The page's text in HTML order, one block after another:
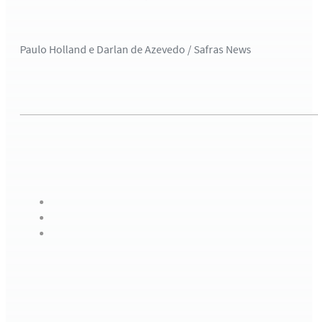
Paulo Holland e Darlan de Azevedo / Safras News